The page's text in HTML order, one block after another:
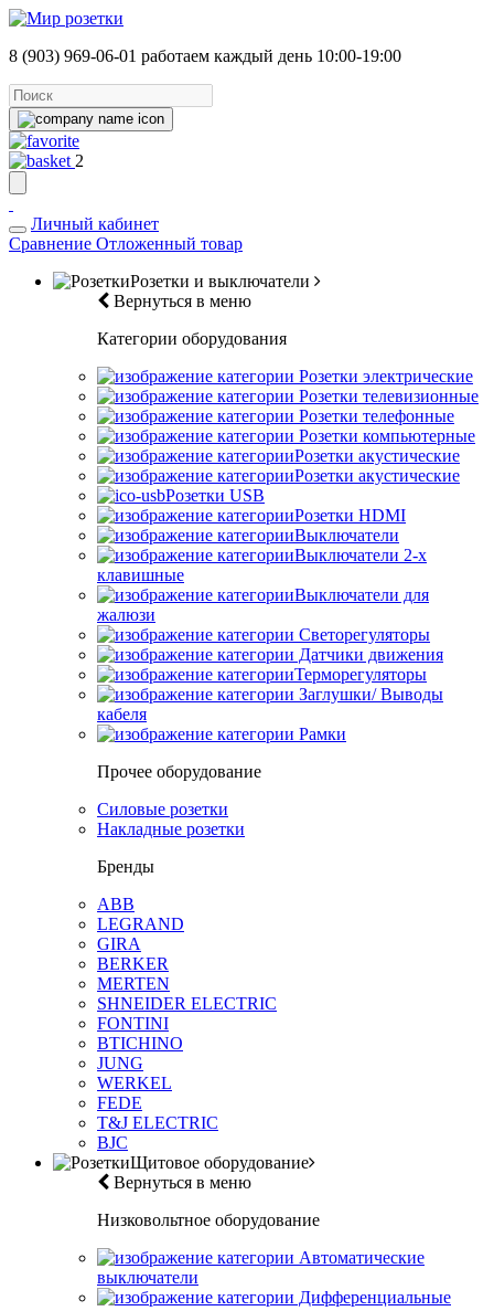
8 (903) 969-06-01 работаем каждый день 10:00-19:00
2
Личный кабинет
Сравнение Отложенный товар
Розетки и выключатели
Вернуться в меню
Категории оборудования
Розетки электрические
Розетки телевизионные
Розетки телефонные
Розетки компьютерные
Розетки акустические
Розетки акустические
Розетки USB
Розетки HDMI
Выключатели
Выключатели 2-х
клавишные
Выключатели для
жалюзи
Светорегуляторы
Датчики движения
Терморегуляторы
Заглушки/ Выводы
кабеля
Рамки
Прочее оборудование
Силовые розетки
Накладные розетки
Бренды
ABB
LEGRAND
GIRA
BERKER
MERTEN
SHNEIDER ELECTRIC
FONTINI
BTICHINO
JUNG
WERKEL
FEDE
T&J ELECTRIC
BJC
Щитовое оборудование
Вернуться в меню
Низковольтное оборудование
Автоматические
выключатели
Дифференциальные